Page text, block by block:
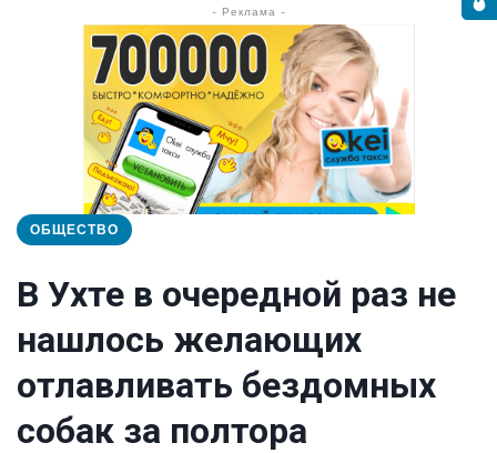
- Реклама -
ОБЩЕСТВО
В Ухте в очередной раз не
нашлось желающих
отлавливать бездомных
собак за полтора